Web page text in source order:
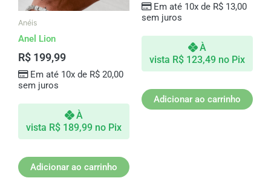
Anéis
Anel Lion
R$ 199,99
Em até 10x de R$20,00
sem juros
À
vista R$ 189,99 no Pix
Adicionar ao carrinho
Em até 10x de R$13,00
sem juros
À
vista R$ 123,49 no Pix
Adicionar ao carrinho